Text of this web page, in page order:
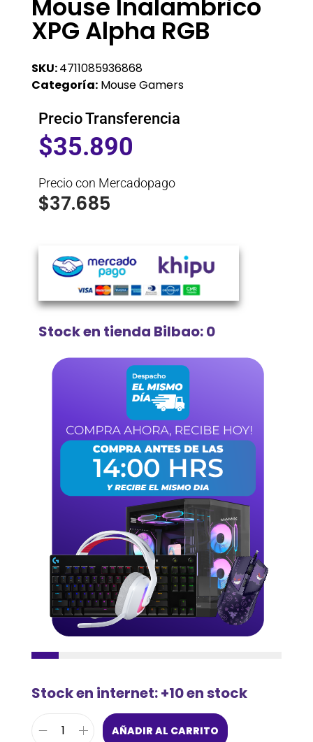
Mouse Inalambrico
XPG Alpha RGB
SKU:4711085936868
Categoría: Mouse Gamers
Precio Transferencia
$35.890
Precio con Mercadopago
$37.685
Stock en tienda Bilbao: 0
Stock en internet: +10 en stock
AÑADIR AL CARRITO